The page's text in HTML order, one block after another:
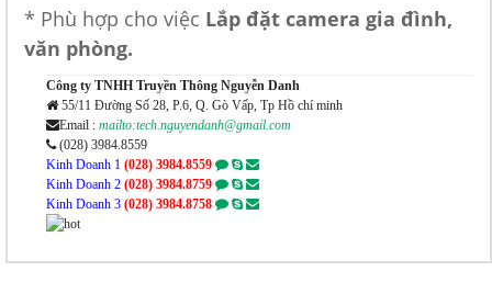
* Phù hợp cho việc Lắp đặt camera gia đình,
văn phòng.
Công ty TNHH Truyền Thông Nguyễn Danh
55/11 Đường Số 28, P.6, Q. Gò Vấp, Tp Hồ chí minh
Email : mailto:tech.nguyendanh@gmail.com
(028) 3984.8559
Kinh Doanh 1 (028) 3984.8559
Kinh Doanh 2 (028) 3984.8759
Kinh Doanh 3 (028) 3984.8758